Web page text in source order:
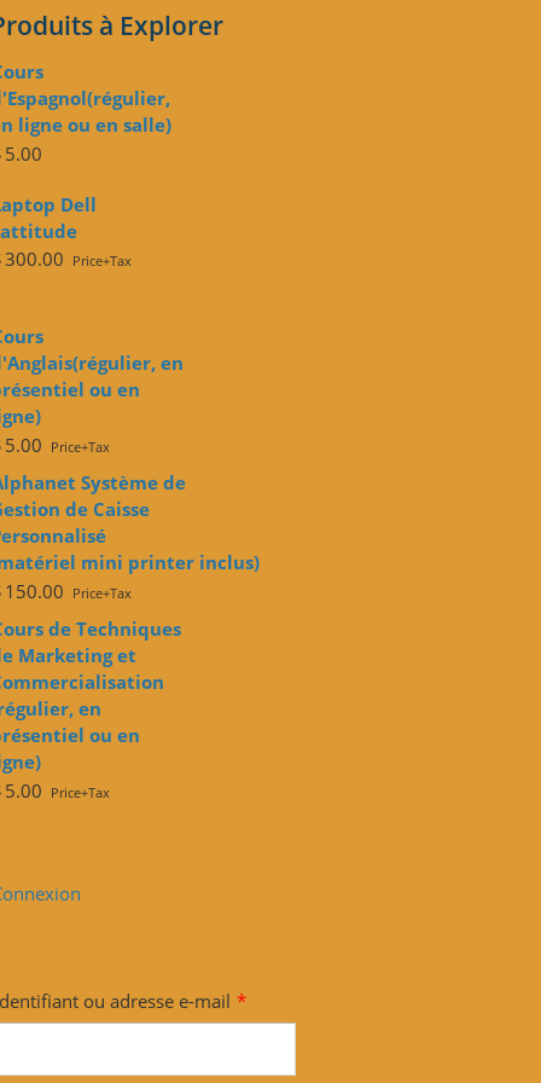
à Explorer
ligne ou en salle)
5.00
Dell
300.00 Price+Tax
en
ou en
5.00 Price+Tax
Système de
de Caisse
mini printer inclus)
150.00 Price+Tax
de Techniques
Marketing et
en
ou en
5.00 Price+Tax
ou adresse e-mail *